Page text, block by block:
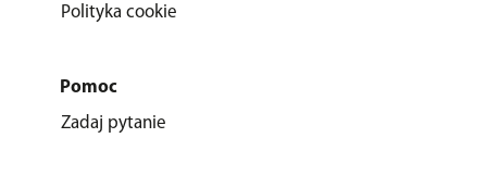
Polityka cookie
Pomoc
Zadaj pytanie